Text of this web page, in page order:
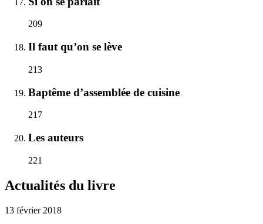
209
Il faut qu’on se lève
213
Baptême d’assemblée de cuisine
217
Les auteurs
221
Actualités du livre
13 février 2018